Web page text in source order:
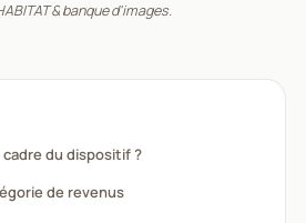
& banque d'images.
du dispositif ?
de revenus